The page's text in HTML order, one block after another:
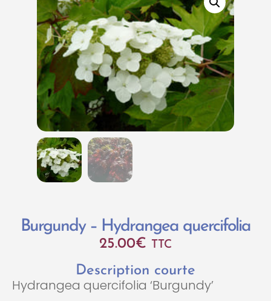
Burgundy – Hydrangea quercifolia
25.00€ TTC
Description courte
Hydrangea quercifolia ‘Burgundy’